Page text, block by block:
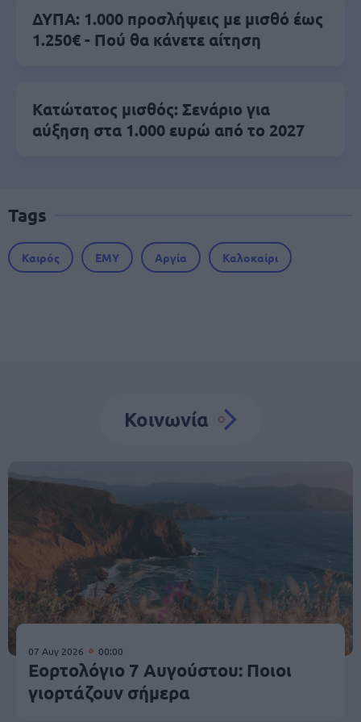
ΔΥΠΑ: 1.000 προσλήψεις με μισθό έως
1.250€ - Πού θα κάνετε αίτηση
Κατώτατος μισθός: Σενάριο για
αύξηση στα 1.000 ευρώ από το 2027
Tags
Καιρός ΕΜΥ Αργία Καλοκαίρι
Κοινωνία
07 Αυγ 2026 00:00
Εορτολόγιο 7 Αυγούστου: Ποιοι
γιορτάζουν σήμερα